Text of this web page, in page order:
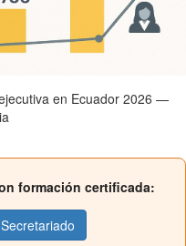
en Ecuador 2026 —
formación certificada: